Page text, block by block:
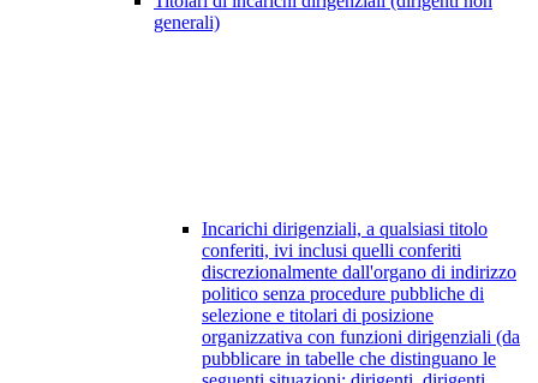
generali)
Incarichi dirigenziali, a qualsiasi titolo
conferiti, ivi inclusi quelli conferiti
discrezionalmente dall'organo di indirizzo
politico senza procedure pubbliche di
selezione e titolari di posizione
organizzativa con funzioni dirigenziali (da
pubblicare in tabelle che distinguano le